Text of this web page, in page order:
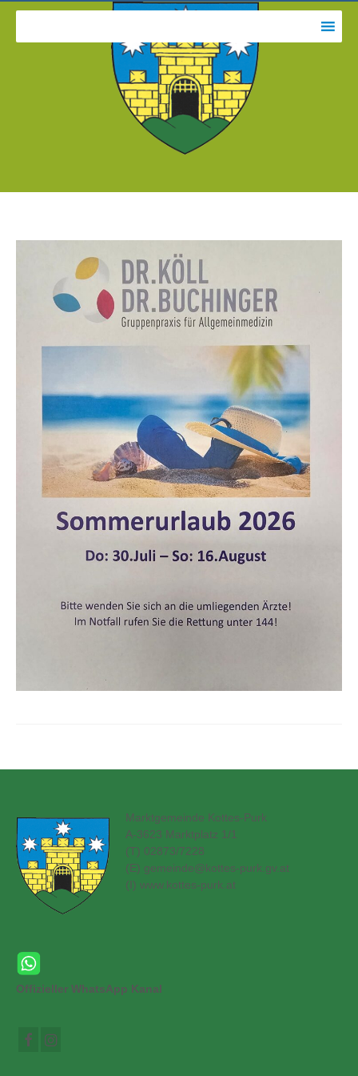
Marktgemeinde Kottes-Purk
A-3623 Marktplatz 1/1
(T) 02873/7228
(E) gemeinde@kottes-purk.gv.at
(I) www.kottes-purk.at
Offizieller WhatsApp Kanal